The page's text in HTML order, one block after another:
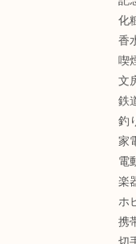
化
香
喫
文
鉄
釣
家
電
楽
ホ
携
切